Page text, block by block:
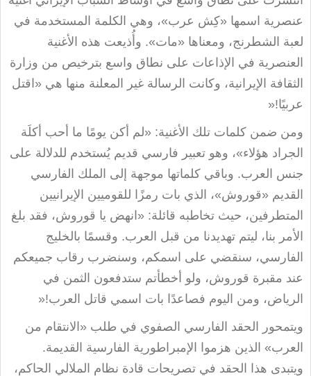
عنصرية اسمها «كِش عرب»، وهي الكلمة المستخدمة في
لعبة الشطرنج، ومعناها «مات». وأُذيعت هذه الأغنية
العنصرية في الإذاعات على نطاق واسع بترخيص من وزارة
الثقافة الإيرانية، وكانت الرسالة غير المعلنة منها هي «اقتل
عربيًا»!
ومن ضمن كلمات تلك الأغنية: «لم أكن يومًا ما أحب أكلَة
الجراد هؤلاء»، وهو تعبير فارسي قديم يُستخدم للدلالة على
جنس العرب. وباقي كلماتها موجهة إلى الملك الفارسي
القديم «قوروش»، الذي بات رمزًا للقوميين الإيرانيين
المتطرفين، حيث تخاطبه قائلة: «انهض يا قوروش، فقد بلغ
الأمر بنا، ليتم تهديدنا من قبل العرب. وقسمًا بالخليج
الفارسي، سنقضي على اسمكم، وسنضرب رقاب جميعكم
عند مقبرة قوروش، ولو أخطأتم ستدفعون الثمن في
الرياض، ومن اليوم فصاعدًا بات اسمي قاتل العرب»!
ويتمحور الحقد الفارسي الصفوي في طلب «الانتقام من
العرب» الذين هزموا الإمبراطورية الفارسية القديمة.
ويتبدى هذا الحقد في تصريحات قادة نظام الملالي الحاكم،